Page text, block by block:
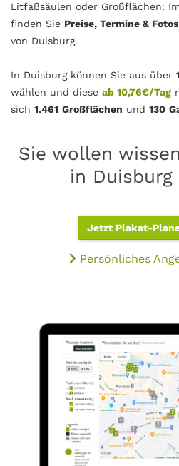
Litfaßsäulen oder Großflächen: Im
finden Sie Preise, Termine & Fotos
von Duisburg.
In Duisburg können Sie aus über
wählen und diese ab 10,76€/Tag
sich 1.461 Großflächen und 130
Sie wollen
in Duisburg
Jetzt Plakat-
Persönliches